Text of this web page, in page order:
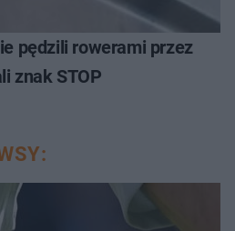
pędzili rowerami przez
znak STOP